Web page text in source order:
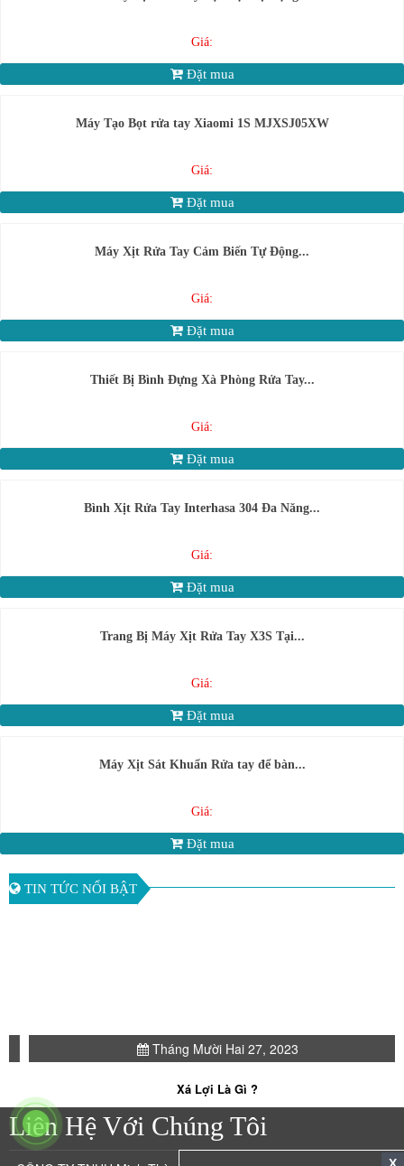
Giá:
Đặt mua
Máy Tạo Bọt rửa tay Xiaomi 1S MJXSJ05XW
Giá:
Đặt mua
Máy Xịt Rửa Tay Cảm Biến Tự Động...
Giá:
Đặt mua
Thiết Bị Bình Đựng Xà Phòng Rửa Tay...
Giá:
Đặt mua
Bình Xịt Rửa Tay Interhasa 304 Đa Năng...
Giá:
Đặt mua
Trang Bị Máy Xịt Rửa Tay X3S Tại...
Giá:
Đặt mua
Máy Xịt Sát Khuẩn Rửa tay để bàn...
Giá:
Đặt mua
TIN TỨC NỔI BẬT
Tháng Mười Hai 27, 2023
Xá Lợi Là Gì ?
Liên Hệ Với Chúng Tôi